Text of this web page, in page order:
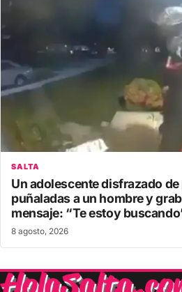
SALTA
Un adolescente disfrazado
puñaladas a un hombre y
mensaje: “Te estoy
8 agosto, 2026